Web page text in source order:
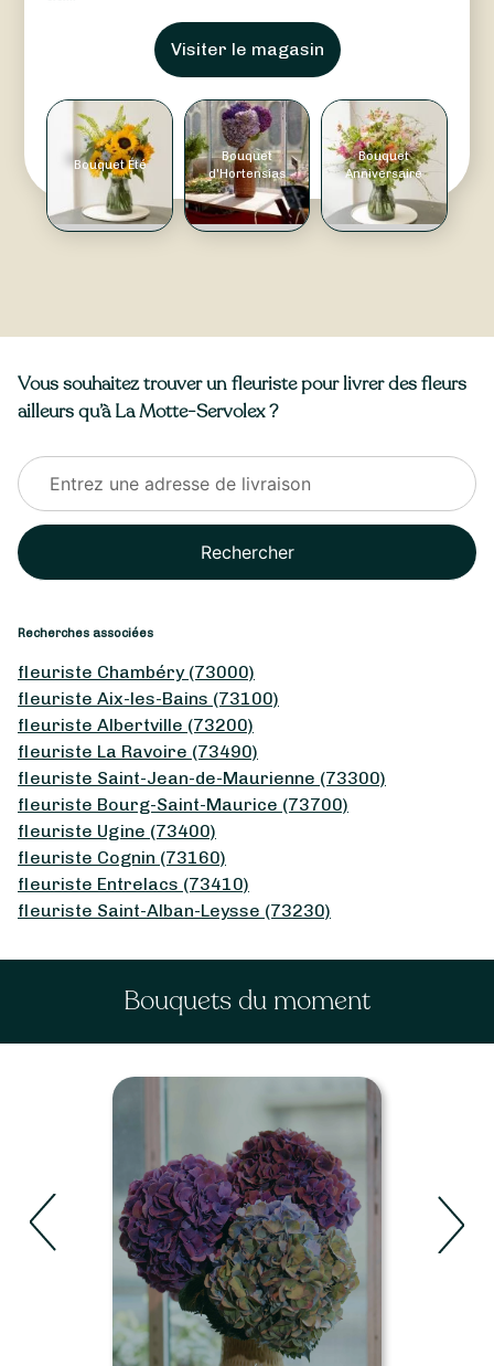
Visiter le magasin
Bouquet Été
Bouquet
d'Hortensias
Bouquet
Anniversaire
Vous souhaitez trouver un fleuriste pour livrer des fleurs
ailleurs qu’à La Motte-Servolex ?
Rechercher
Recherches associées
fleuriste Chambéry (73000)
fleuriste Aix-les-Bains (73100)
fleuriste Albertville (73200)
fleuriste La Ravoire (73490)
fleuriste Saint-Jean-de-Maurienne (73300)
fleuriste Bourg-Saint-Maurice (73700)
fleuriste Ugine (73400)
fleuriste Cognin (73160)
fleuriste Entrelacs (73410)
fleuriste Saint-Alban-Leysse (73230)
Bouquets du moment